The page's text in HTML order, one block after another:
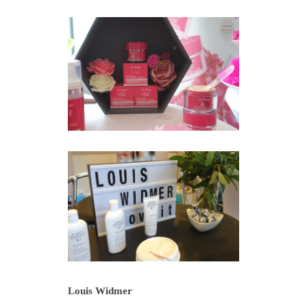
Louis Widmer